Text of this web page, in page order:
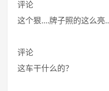
评论
这个狠....牌子照的这么亮..
评论
这车干什么的？